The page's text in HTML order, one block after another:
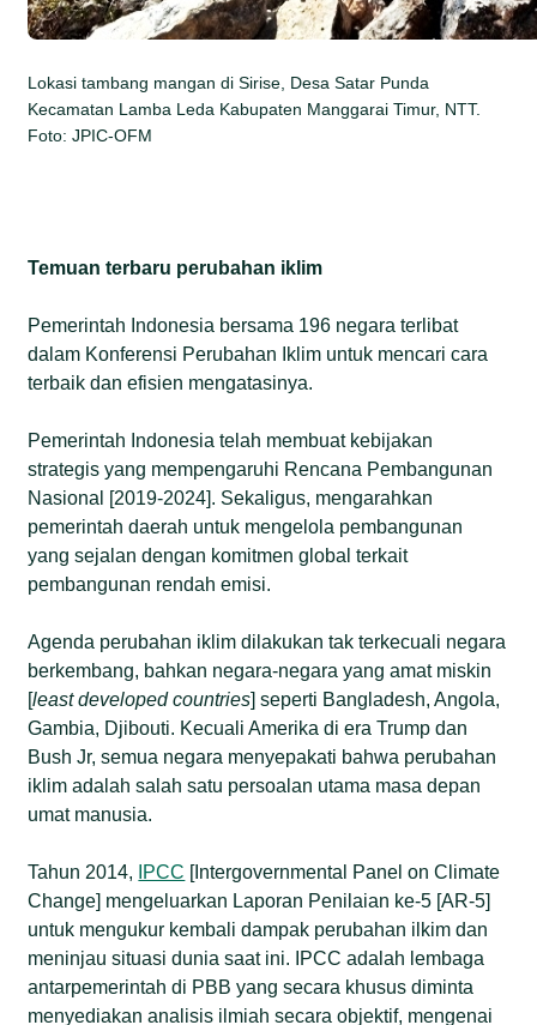
Lokasi tambang mangan di Sirise, Desa Satar Punda
Kecamatan Lamba Leda Kabupaten Manggarai Timur, NTT.
Foto: JPIC-OFM
Temuan terbaru perubahan iklim
Pemerintah Indonesia bersama 196 negara terlibat
dalam Konferensi Perubahan Iklim untuk mencari cara
terbaik dan efisien mengatasinya.
Pemerintah Indonesia telah membuat kebijakan
strategis yang mempengaruhi Rencana Pembangunan
Nasional [2019-2024]. Sekaligus, mengarahkan
pemerintah daerah untuk mengelola pembangunan
yang sejalan dengan komitmen global terkait
pembangunan rendah emisi.
Agenda perubahan iklim dilakukan tak terkecuali negara
berkembang, bahkan negara-negara yang amat miskin
[least developed countries] seperti Bangladesh, Angola,
Gambia, Djibouti. Kecuali Amerika di era Trump dan
Bush Jr, semua negara menyepakati bahwa perubahan
iklim adalah salah satu persoalan utama masa depan
umat manusia.
Tahun 2014, IPCC [Intergovernmental Panel on Climate
Change] mengeluarkan Laporan Penilaian ke-5 [AR-5]
untuk mengukur kembali dampak perubahan ilkim dan
meninjau situasi dunia saat ini. IPCC adalah lembaga
antarpemerintah di PBB yang secara khusus diminta
menyediakan analisis ilmiah secara objektif, mengenai